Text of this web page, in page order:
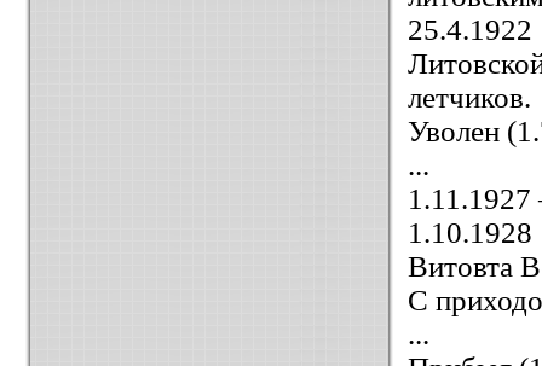
летчиков.
Уволен
...
1.11.1927
Витовта
С
...